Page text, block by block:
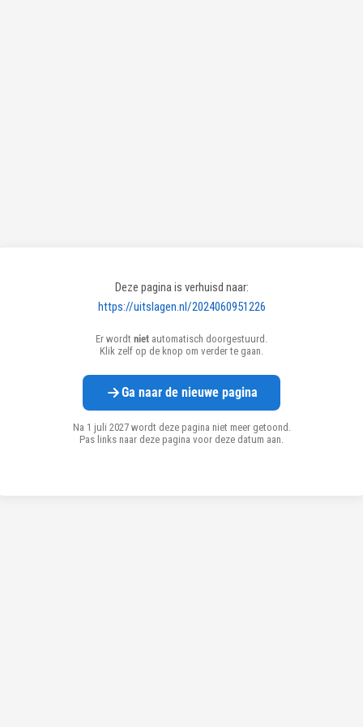
Deze pagina is verhuisd naar:
https://uitslagen.nl/2024060951226
Er wordt niet automatisch doorgestuurd.
Klik zelf op de knop om verder te gaan.
Ga naar de nieuwe pagina
Na 1 juli 2027 wordt deze pagina niet meer getoond.
Pas links naar deze pagina voor deze datum aan.